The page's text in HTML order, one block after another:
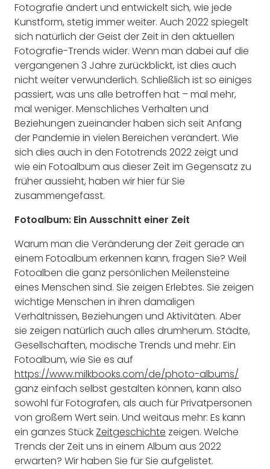
Fotografie ändert und entwickelt sich, wie jede
Kunstform, stetig immer weiter. Auch 2022 spiegelt
sich natürlich der Geist der Zeit in den aktuellen
Fotografie-Trends wider. Wenn man dabei auf die
vergangenen 3 Jahre zurückblickt, ist dies auch
nicht weiter verwunderlich. Schließlich ist so einiges
passiert, was uns alle betroffen hat – mal mehr,
mal weniger. Menschliches Verhalten und
Beziehungen zueinander haben sich seit Anfang
der Pandemie in vielen Bereichen verändert. Wie
sich dies auch in den Fototrends 2022 zeigt und
wie ein Fotoalbum aus dieser Zeit im Gegensatz zu
früher aussieht, haben wir hier für Sie
zusammengefasst.
Fotoalbum: Ein Ausschnitt einer Zeit
Warum man die Veränderung der Zeit gerade an
einem Fotoalbum erkennen kann, fragen Sie? Weil
Fotoalben die ganz persönlichen Meilensteine
eines Menschen sind. Sie zeigen Erlebtes. Sie zeigen
wichtige Menschen in ihren damaligen
Verhältnissen, Beziehungen und Aktivitäten. Aber
sie zeigen natürlich auch alles drumherum. Städte,
Gesellschaften, modische Trends und mehr. Ein
Fotoalbum, wie Sie es auf
https://www.milkbooks.com/de/photo-albums/
ganz einfach selbst gestalten können, kann also
sowohl für Fotografen, als auch für Privatpersonen
von großem Wert sein. Und weitaus mehr: Es kann
ein ganzes Stück Zeitgeschichte zeigen. Welche
Trends der Zeit uns in einem Album aus 2022
erwarten? Wir haben Sie für Sie aufgelistet.